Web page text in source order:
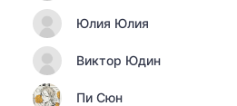
Юлия Юлия
Виктор Юдин
Пи Сюн